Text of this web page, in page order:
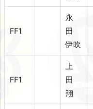
FF1
永
田
伊吹
FF1
上
田
翔